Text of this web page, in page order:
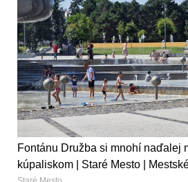
Fontánu Družba si mnohí naďalej
kúpaliskom | Staré Mesto |